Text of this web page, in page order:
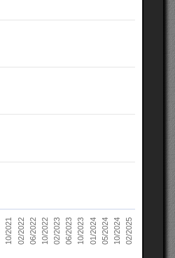
10/2021 02/2022 06/2022 10/2022 02/2023 06/2023 10/2023 01/2024 05/2024 10/2024 02/2025